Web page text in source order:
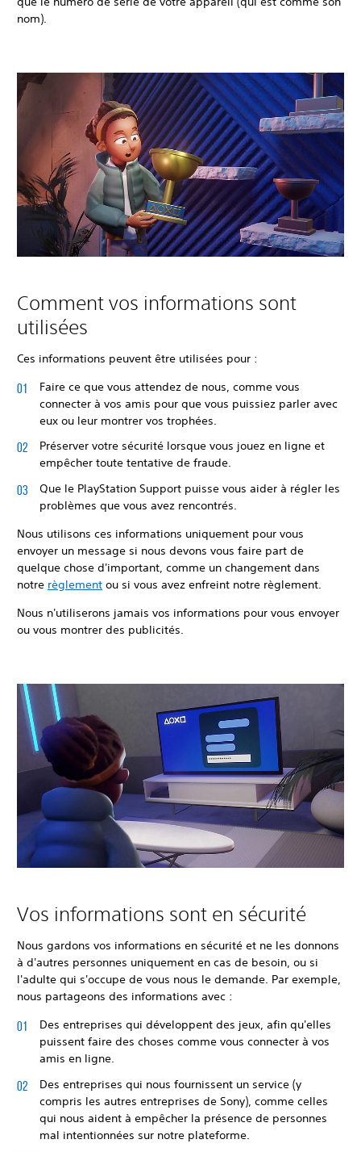
nom).
Comment vos informations sont
utilisées
Ces informations peuvent être utilisées pour :
Faire ce que vous attendez de nous, comme vous
connecter à vos amis pour que vous puissiez parler avec
eux ou leur montrer vos trophées.
Préserver votre sécurité lorsque vous jouez en ligne et
empêcher toute tentative de fraude.
Que le PlayStation Support puisse vous aider à régler les
problèmes que vous avez rencontrés.
Nous utilisons ces informations uniquement pour vous
envoyer un message si nous devons vous faire part de
quelque chose d'important, comme un changement dans
notre règlement ou si vous avez enfreint notre règlement.
Nous n'utiliserons jamais vos informations pour vous envoyer
ou vous montrer des publicités.
Vos informations sont en sécurité
Nous gardons vos informations en sécurité et ne les donnons
à d'autres personnes uniquement en cas de besoin, ou si
l'adulte qui s'occupe de vous nous le demande. Par exemple,
nous partageons des informations avec :
Des entreprises qui développent des jeux, afin qu'elles
puissent faire des choses comme vous connecter à vos
amis en ligne.
Des entreprises qui nous fournissent un service (y
compris les autres entreprises de Sony), comme celles
qui nous aident à empêcher la présence de personnes
mal intentionnées sur notre plateforme.